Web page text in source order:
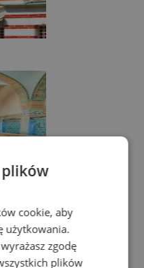
plików
cookie, aby
użytkowania.
zgodę
plików